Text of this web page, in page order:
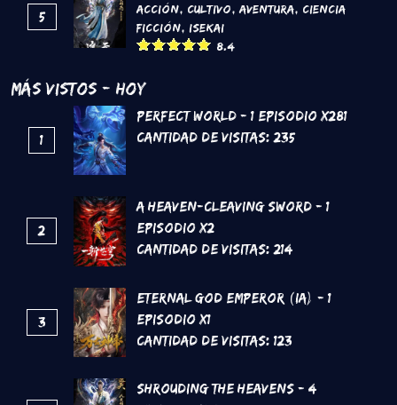
5
Acción, Cultivo,Aventura, Ciencia
Ficción, Isekai
8.4
Más Vistos - Hoy
1
Perfect World - 1 Episodio x281
Cantidad de Visitas: 235
2
A Heaven-Cleaving Sword - 1
Episodio x2
Cantidad de Visitas: 214
3
Eternal God Emperor (IA) - 1
Episodio x1
Cantidad de Visitas: 123
Shrouding the Heavens - 4